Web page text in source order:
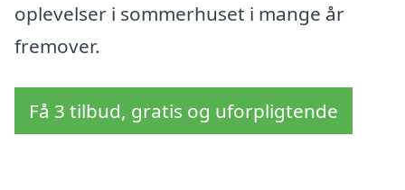
oplevelser i sommerhuset i mange år
fremover.
Få 3 tilbud, gratis og uforpligtende